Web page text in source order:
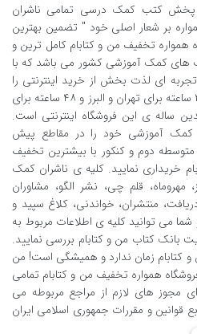
پخش کتب کمک درسی تمامی ناشران
بر شعار اصلی خود " تضمین بهترین
تخفیف من و کتابام کامل ترین و
های کمک آموزشی کشور می باشد که با
ای لذت بخش از خرید اینترنتی را
برای شما تداعی می کند. ارسال ٢٤ ساعته برای تهران و البرز و ٤٨ ساعته برای
ساله ی این فروشگاه اینترنتی است.
کمک آموزشی خود را در مقاطع پیش
متوسطه دوم و کنکور با بیشترین تخفیف
خریداری نمایید. کلیه ی ناشران کمک
قلم چی، نشر الگو، مشاوران
منتشران، خواندنی، کلاغ سپید و
می توانید کلیه ی اطلاعات مربوط به
کتاب من و کتابام بررسی نمایید.
کتابام زمان ندارد و همیشگی است! من
همواره تخفیف من و کتابام تمامی
مجوز های لازم از مراجع مربوطه می
قوانین و مقررات جمهوری اسلامی ایران